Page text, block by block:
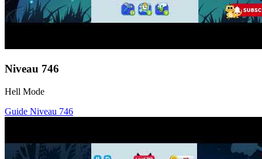
Niveau 746
Hell Mode
Guide Niveau 746